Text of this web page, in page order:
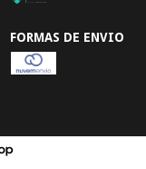
FORMAS DE ENVIO